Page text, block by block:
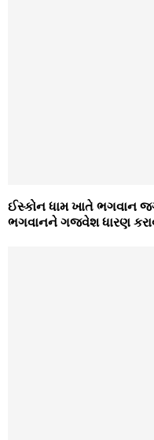
ઈસ્કોન ધામ ખાતે ભગવાન
ભગવાનને ગજવેશ ધારણ